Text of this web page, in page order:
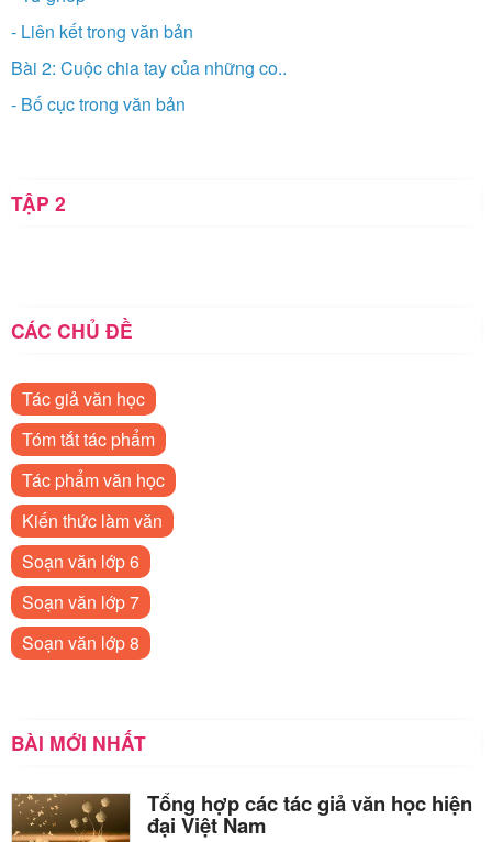
- Liên kết trong văn bản
Bài 2: Cuộc chia tay của những co..
- Bố cục trong văn bản
TẬP 2
CÁC CHỦ ĐỀ
Tác giả văn học
Tóm tắt tác phẩm
Tác phẩm văn học
Kiến thức làm văn
Soạn văn lớp 6
Soạn văn lớp 7
Soạn văn lớp 8
BÀI MỚI NHẤT
Tổng hợp các tác giả văn học hiện
đại Việt Nam